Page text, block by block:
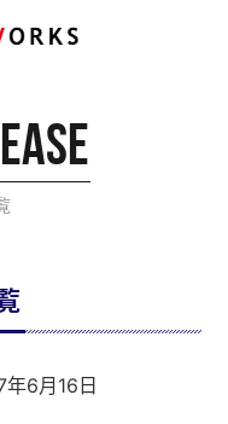
年6月16日